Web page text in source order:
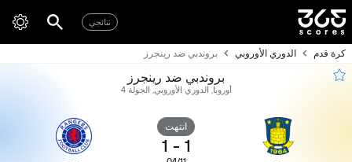
نتائجي
كرة قدم الدوري الأوروبي بروندبي ضد رينجرز
بروندبي ضد رينجرز
أوروبا, الدوري الأوروبي, الجولة 4
انتهت
1
-
1